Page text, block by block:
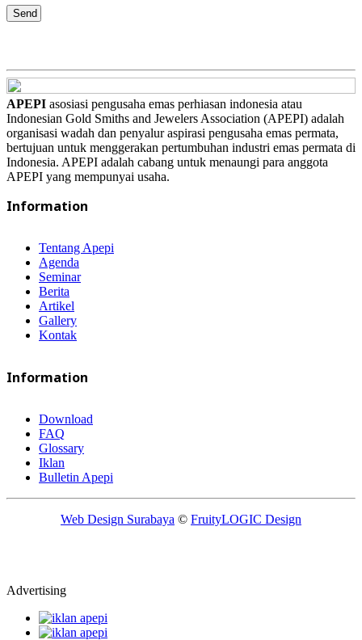
Send
APEPI asosiasi pengusaha emas perhiasan indonesia atau
Indonesian Gold Smiths and Jewelers Association (APEPI) adalah
organisasi wadah dan penyalur aspirasi pengusaha emas permata,
bertujuan untuk menggerakan pertumbuhan industri emas permata di
Indonesia. APEPI adalah cabang untuk menaungi para anggota
APEPI yang mempunyai usaha.
Information
Tentang Apepi
Agenda
Seminar
Berita
Artikel
Gallery
Kontak
Information
Download
FAQ
Glossary
Iklan
Bulletin Apepi
Web Design Surabaya © FruityLOGIC Design
Advertising